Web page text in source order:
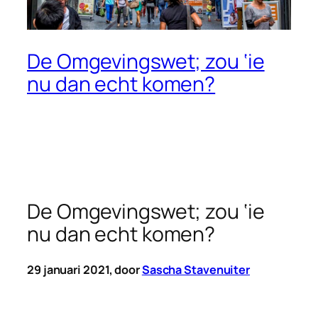
De Omgevingswet; zou ‘ie
nu dan echt komen?
De Omgevingswet; zou ‘ie
nu dan echt komen?
29 januari 2021, doorSascha Stavenuiter